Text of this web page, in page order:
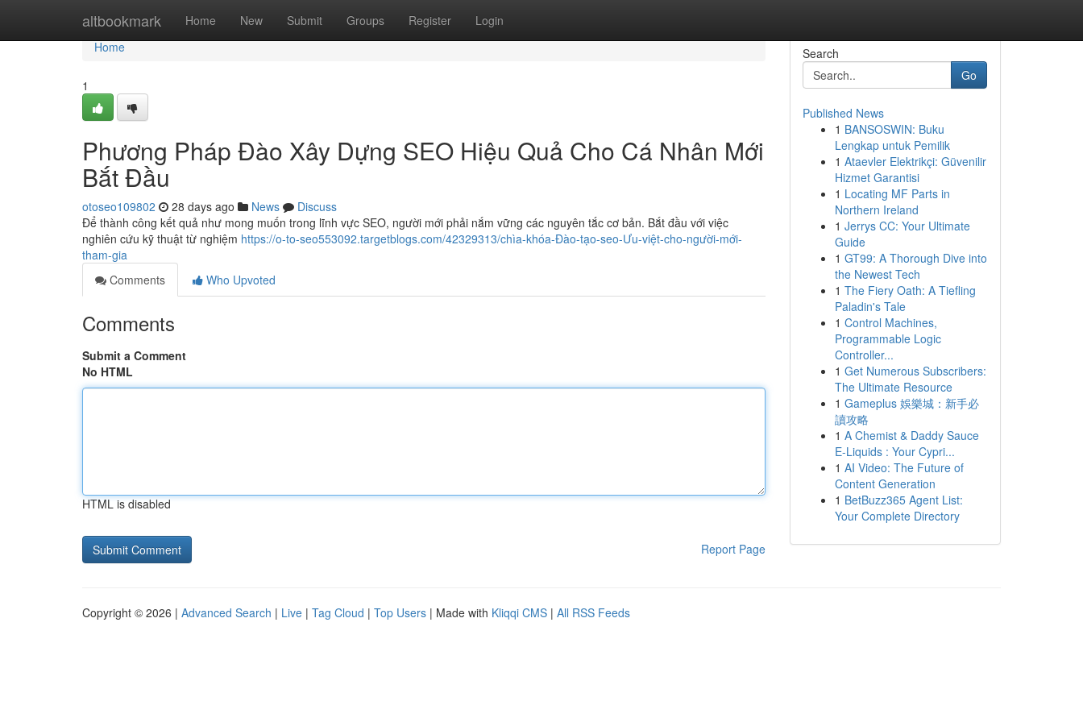
altbookmark Home New Submit Groups Register Login
Home
Home
1
Phương Pháp Đào Xây Dựng SEO Hiệu Quả Cho Cá Nhân Mới
Bắt Đầu
otoseo109802 28 days ago News
Discuss
Để thành công kết quả như mong muốn trong lĩnh vực SEO, người mới phải nắm vững các nguyên tắc cơ bản. Bắt đầu với việc
nghiên cứu kỹ thuật từ nghiệm https://o-to-seo553092.targetblogs.com/42329313/chìa-khóa-Đào-tạo-seo-Ưu-việt-cho-người-mới-
tham-gia
Comments
Who Upvoted
Comments
Submit a Comment
No HTML
HTML is disabled
Report Page
Search
Go
Published News
1 BANSOSWIN: Buku
Lengkap untuk Pemilik
1 Ataevler Elektrikçi: Güvenilir
Hizmet Garantisi
1 Locating MF Parts in
Northern Ireland
1 Jerrys CC: Your Ultimate
Guide
1 GT99: A Thorough Dive into
the Newest Tech
1 The Fiery Oath: A Tiefling
Paladin's Tale
1 Control Machines,
Programmable Logic
Controller...
1 Get Numerous Subscribers:
The Ultimate Resource
1 Gameplus 娛樂城：新手必
讀攻略
1 A Chemist & Daddy Sauce
E-Liquids : Your Cypri...
1 AI Video: The Future of
Content Generation
1 BetBuzz365 Agent List:
Your Complete Directory
Copyright © 2026 | Advanced Search | Live | Tag Cloud | Top Users | Made with Kliqqi CMS | All RSS Feeds